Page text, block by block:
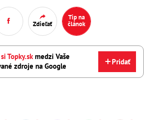
Zdieľať
Tip na
článok
Topky.skmedzi Vaše
zdroje na Google
Pridať